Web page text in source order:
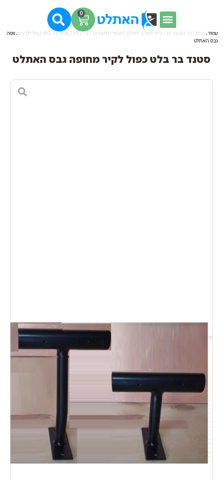
0
עמוד הבית / כל המוצרים / ציוד ספורט לאולם לסטודיו ולמגרש / בר בלט / סטנד בר בלט כפול לקיר מחופה
גבס האתלט
סטנד בר בלט כפול לקיר מחופה גבס האתלט